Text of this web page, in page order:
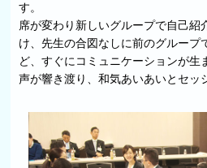
す。
席が変わり新しいグループで自己紹
け、先生の合図なしに前のグループ
ど、すぐにコミュニケーションが生
声が響き渡り、和気あいあいとセッ